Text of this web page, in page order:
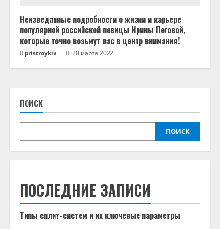
Неизведанные подробности о жизни и карьере
популярной российской певицы Ирины Пеговой,
которые точно возьмут вас в центр внимания!
pristroykin_ 20 марта 2022
ПОИСК
ПОИСК
ПОСЛЕДНИЕ ЗАПИСИ
Типы сплит-систем и их ключевые параметры